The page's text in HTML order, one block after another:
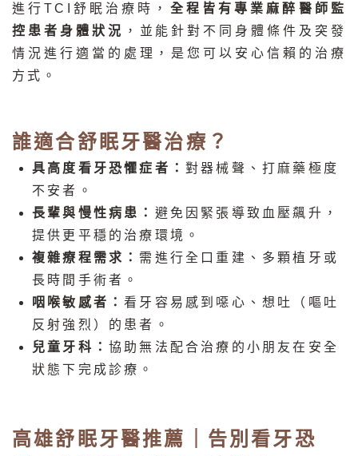
進行TCI舒眠治療時， 全程皆有專業麻醉醫師監
控患者身體狀況 ，並能針對不同身體條件及突發
情況進行適當的處理，是您可以安心信賴的治療
方式。
誰適合舒眠牙醫治療？
具高度看牙恐懼症者： 對器械聲、打麻藥極度
不安者。
長輩與慢性病患： 避免因緊張導致血壓飆升，
提供更平穩的治療環境。
複雜療程需求： 需進行全口重建、多顆植牙或
長時間手術者。
咽喉敏感者：看牙容易感到噁心、想吐（嘔吐
反射強烈）的患者。
兒童牙科： 協助無法配合治療的小朋友在安全
狀態下完成診療。
高雄舒眠牙醫推薦｜告別看牙恐